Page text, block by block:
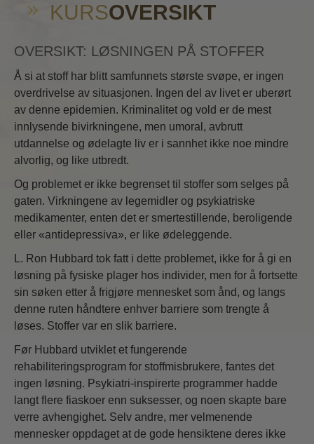
KURSOVERSIKT
OVERSIKT: LØSNINGEN PÅ STOFFER
Å si at stoff har blitt samfunnets største svøpe, er ingen
overdrivelse av situasjonen. Ingen del av livet er uberørt
av denne epidemien. Kriminalitet og vold er de mest
innlysende bivirkningene, men umoral, avbrutt
utdannelse og ødelagte liv er i sannhet ikke noe mindre
alvorlig, og like utbredt.
Og problemet er ikke begrenset til stoffer som selges på
gaten. Virkningene av legemidler og psykiatriske
medikamenter, enten det er smertestillende, beroligende
eller «antidepressiva», er like ødeleggende.
L. Ron Hubbard tok fatt i dette problemet, ikke for å gi en
løsning på fysiske plager hos individer, men for å fortsette
sin søken etter å frigjøre mennesket som ånd, og langs
denne ruten håndtere enhver barriere som trengte å
løses. Stoffer var en slik barriere.
Før Hubbard utviklet et fungerende
rehabiliteringsprogram for stoffmisbrukere, fantes det
ingen løsning. Psykiatri-inspirerte programmer hadde
langt flere fiaskoer enn suksesser, og noen skapte bare
verre avhengighet. Selv andre, mer velmenende
mennesker oppdaget at de gode hensiktene deres ikke